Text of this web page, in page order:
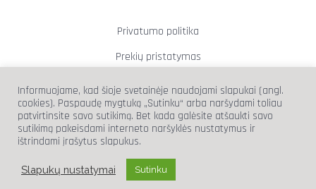
Privatumo politika
Prekių pristatymas
Prekių grąžinimas
info@wickedtricks.lt
Informuojame, kad šioje svetainėje naudojami slapukai (angl.
cookies). Paspaudę mygtuką „Sutinku“ arba naršydami toliau
patvirtinsite savo sutikimą. Bet kada galėsite atšaukti savo
sutikimą pakeisdami interneto naršyklės nustatymus ir
ištrindami įrašytus slapukus.
Slapukų nustatymai Sutinku